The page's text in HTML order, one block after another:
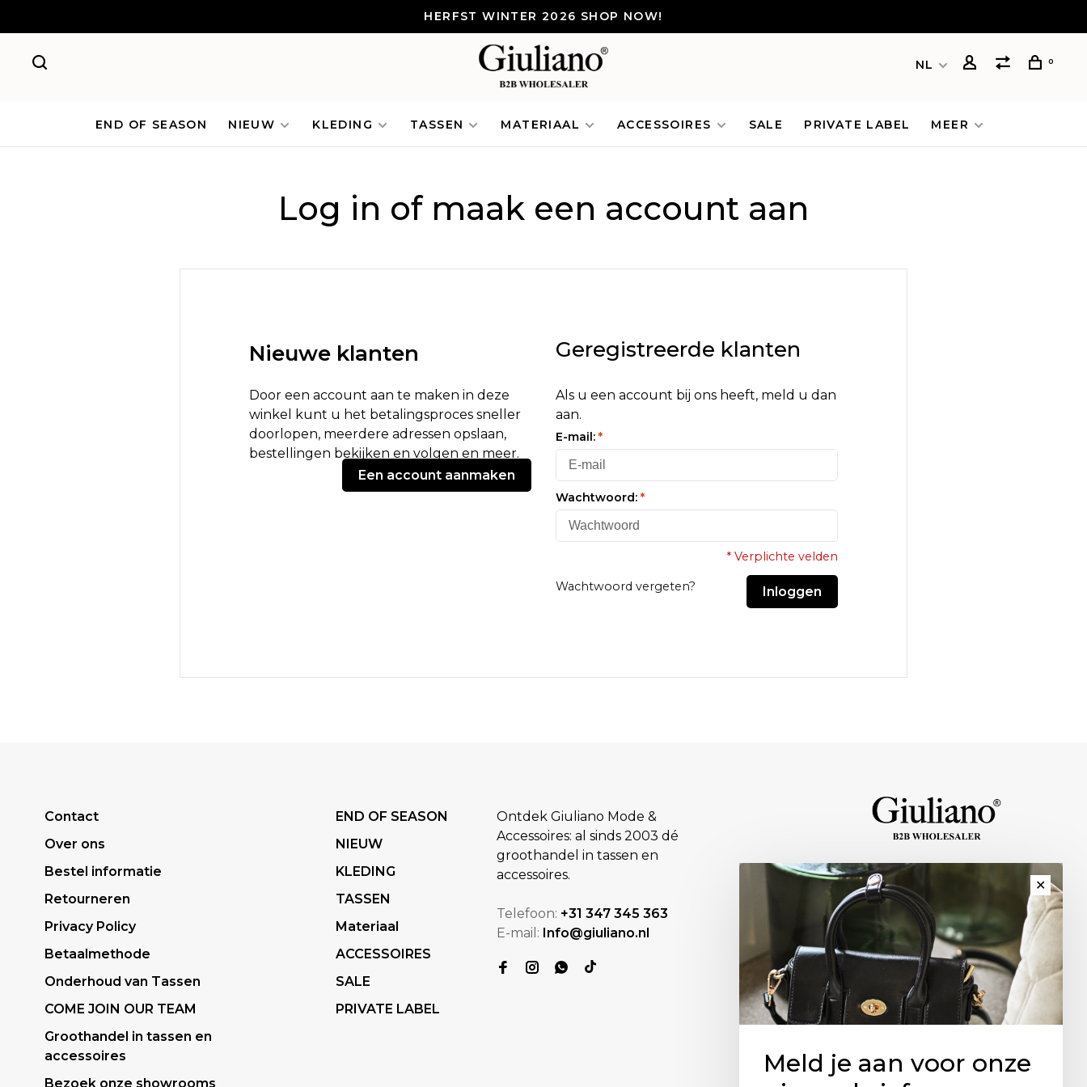
HERFST WINTER 2026 SHOP NOW!
NL 0
END OF SEASON NIEUW KLEDING TASSEN MATERIAAL ACCESSOIRES SALE PRIVATE LABEL MEER
Log in of maak een account aan
Nieuwe klanten
Door een account aan te maken in deze
winkel kunt u het betalingsproces sneller
doorlopen, meerdere adressen opslaan,
bestellingen bekijken en volgen en meer.
Een account aanmaken
Geregistreerde klanten
Als u een account bij ons heeft, meld u dan
aan.
E-mail: *
Wachtwoord: *
* Verplichte velden
Wachtwoord vergeten? Inloggen
Contact
Over ons
Bestel informatie
Retourneren
Privacy Policy
Betaalmethode
Onderhoud van Tassen
COME JOIN OUR TEAM
Groothandel in tassen en
accessoires
Bezoek onze showrooms
END OF SEASON
NIEUW
KLEDING
TASSEN
Materiaal
ACCESSOIRES
SALE
PRIVATE LABEL
Ontdek Giuliano Mode &
Accessoires: al sinds 2003 dé
groothandel in tassen en
accessoires.
Telefoon: +31 347 345 363
E-mail: Info@giuliano.nl
✕
Meld je aan voor onze